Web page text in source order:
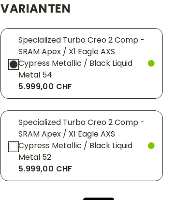
VARIANTEN
Specialized Turbo Creo 2 Comp -
SRAM Apex / X1 Eagle AXS
Cypress Metallic / Black Liquid
Metal 54
5.999,00 CHF
Specialized Turbo Creo 2 Comp -
SRAM Apex / X1 Eagle AXS
Cypress Metallic / Black Liquid
Metal 52
5.999,00 CHF